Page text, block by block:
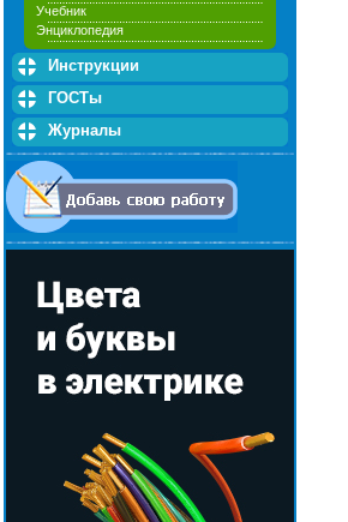
Учебник
Энциклопедия
Инструкции
ГОСТы
Журналы